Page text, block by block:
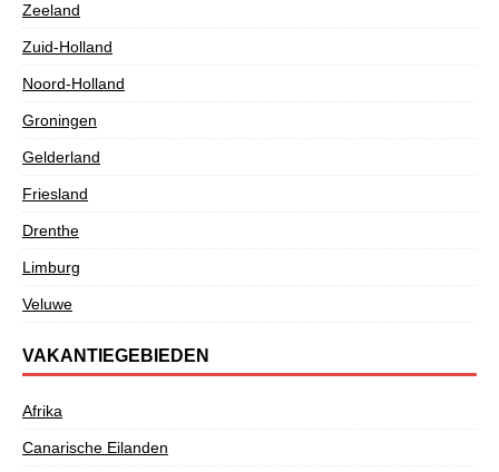
Zeeland
Zuid-Holland
Noord-Holland
Groningen
Gelderland
Friesland
Drenthe
Limburg
Veluwe
VAKANTIEGEBIEDEN
Afrika
Canarische Eilanden